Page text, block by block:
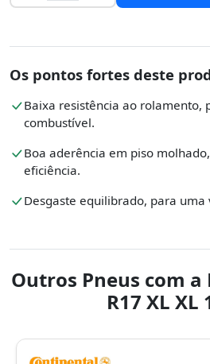
Os pontos fortes deste
Baixa resistência ao rolamento,
combustível.
Boa aderência em piso
eficiência.
Desgaste equilibrado, para
Outros Pneus com a
R17 XL XL